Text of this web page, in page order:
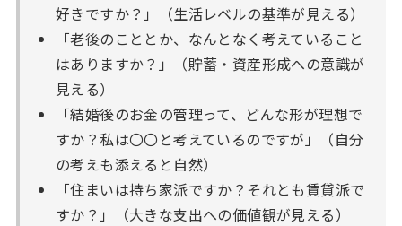
好きですか？」（生活レベルの基準が見える）
「老後のこととか、なんとなく考えていること
はありますか？」（貯蓄・資産形成への意識が
見える）
「結婚後のお金の管理って、どんな形が理想で
すか？私は〇〇と考えているのですが」（自分
の考えも添えると自然）
「住まいは持ち家派ですか？それとも賃貸派で
すか？」（大きな支出への価値観が見える）